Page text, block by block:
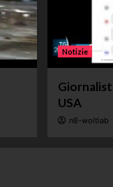
Notizie
USA
n8-woltlab